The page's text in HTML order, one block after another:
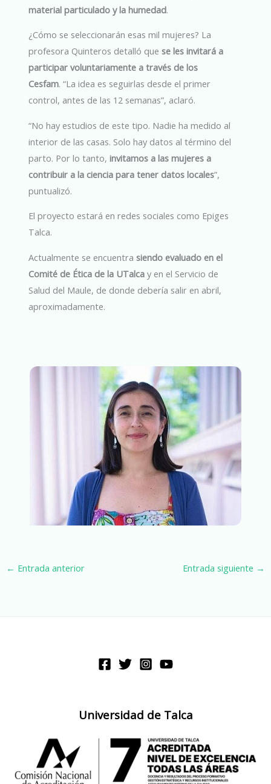
material particulado y la humedad.
¿Cómo se seleccionarán esas mil mujeres? La
profesora Quinteros detalló quese les invitará a
participar voluntariamente a través de los
Cesfam. “La idea es seguirlas desde el primer
control, antes de las 12 semanas”, aclaró.
“No hay estudios de este tipo. Nadie ha medido al
interior de las casas. Solo hay datos al término del
parto. Por lo tanto,invitamos a las mujeres a
contribuir a la ciencia para tener datos locales”,
puntualizó.
El proyecto estará en redes sociales como Epiges
Talca.
Actualmente se encuentrasiendo evaluado en el
Comité de Ética de la UTalca y en el Servicio de
Salud del Maule, de donde debería salir en abril,
aproximadamente.
← Entrada anterior Entrada siguiente →
Universidad de Talca